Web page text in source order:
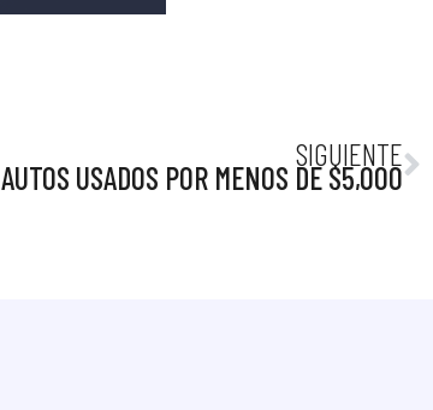
SIGUIENTE
AUTOS USADOS POR MENOS DE $5,000